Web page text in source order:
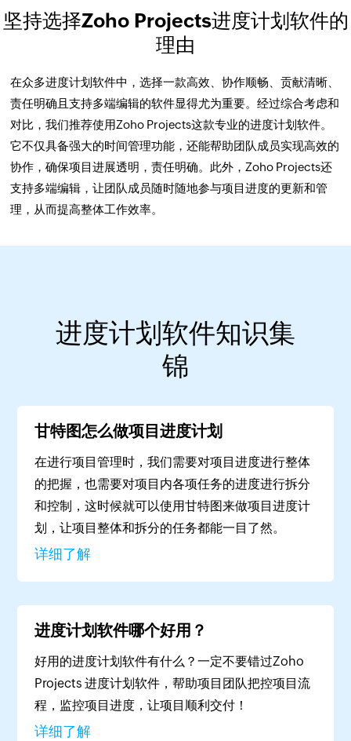
坚持选择Zoho Projects进度计划软件的
理由
在众多进度计划软件中，选择一款高效、协作顺畅、贡献清晰、
责任明确且支持多端编辑的软件显得尤为重要。经过综合考虑和
对比，我们推荐使用Zoho Projects这款专业的进度计划软件。
它不仅具备强大的时间管理功能，还能帮助团队成员实现高效的
协作，确保项目进展透明，责任明确。此外，Zoho Projects还
支持多端编辑，让团队成员随时随地参与项目进度的更新和管
理，从而提高整体工作效率。
进度计划软件知识集
锦
甘特图怎么做项目进度计划
在进行项目管理时，我们需要对项目进度进行整体
的把握，也需要对项目内各项任务的进度进行拆分
和控制，这时候就可以使用甘特图来做项目进度计
划，让项目整体和拆分的任务都能一目了然。
详细了解
进度计划软件哪个好用？
好用的进度计划软件有什么？一定不要错过Zoho
Projects 进度计划软件，帮助项目团队把控项目流
程，监控项目进度，让项目顺利交付！
详细了解